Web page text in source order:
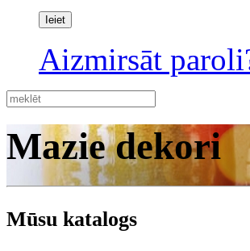
Aizmirsāt
Mazie dekori
Mūsu katalogs